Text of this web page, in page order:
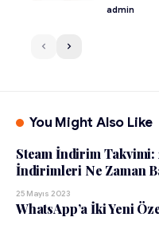
admin
You Might Also Like
Steam İndirim Takvimi:
İndirimleri Ne Zaman
25 Mayıs 2023
WhatsApp’a İki Yeni